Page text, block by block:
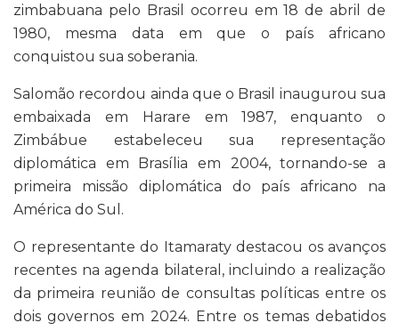
zimbabuana pelo Brasil ocorreu em 18 de abril de
1980, mesma data em que o país africano
conquistou sua soberania.
Salomão recordou ainda que o Brasil inaugurou sua
embaixada em Harare em 1987, enquanto o
Zimbábue estabeleceu sua representação
diplomática em Brasília em 2004, tornando-se a
primeira missão diplomática do país africano na
América do Sul.
O representante do Itamaraty destacou os avanços
recentes na agenda bilateral, incluindo a realização
da primeira reunião de consultas políticas entre os
dois governos em 2024. Entre os temas debatidos